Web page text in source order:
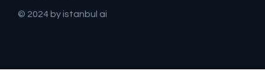
© 2024 by istanbul ai